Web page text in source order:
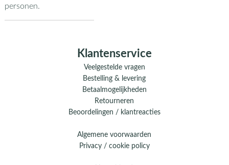
personen.
Klantenservice
Veelgestelde vragen
Bestelling & levering
Betaalmogelijkheden
Retourneren
Beoordelingen / klantreacties
Algemene voorwaarden
Privacy / cookie policy